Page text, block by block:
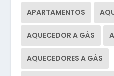
APARTAMENTOS
AQUECEDOR A GÁS
AQUECEDORES A GÁS